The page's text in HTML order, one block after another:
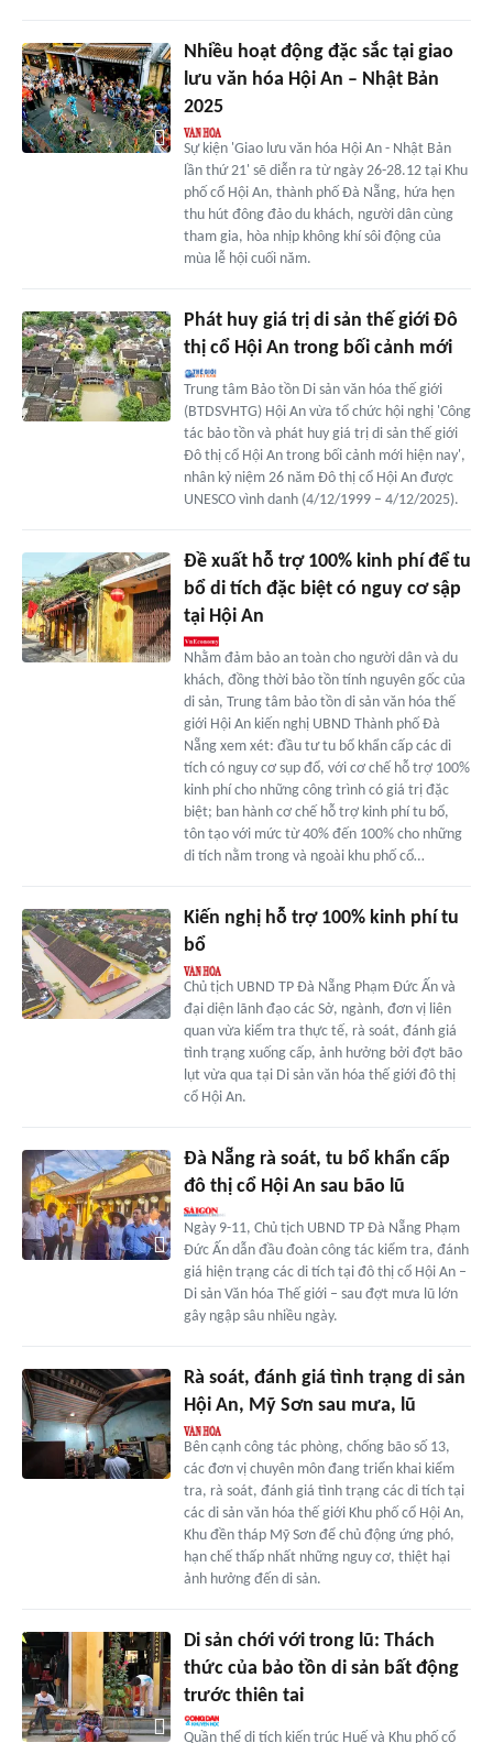
Nhiều hoạt động đặc sắc tại giao
lưu văn hóa Hội An – Nhật Bản
2025
Sự kiện 'Giao lưu văn hóa Hội An - Nhật Bản
lần thứ 21' sẽ diễn ra từ ngày 26-28.12 tại Khu
phố cổ Hội An, thành phố Đà Nẵng, hứa hẹn
thu hút đông đảo du khách, người dân cùng
tham gia, hòa nhịp không khí sôi động của
mùa lễ hội cuối năm.
Phát huy giá trị di sản thế giới Đô
thị cổ Hội An trong bối cảnh mới
Trung tâm Bảo tồn Di sản văn hóa thế giới
(BTDSVHTG) Hội An vừa tổ chức hội nghị 'Công
tác bảo tồn và phát huy giá trị di sản thế giới
Đô thị cổ Hội An trong bối cảnh mới hiện nay',
nhân kỷ niệm 26 năm Đô thị cổ Hội An được
UNESCO vình danh (4/12/1999 – 4/12/2025).
Đề xuất hỗ trợ 100% kinh phí để tu
bổ di tích đặc biệt có nguy cơ sập
tại Hội An
Nhằm đảm bảo an toàn cho người dân và du
khách, đồng thời bảo tồn tính nguyên gốc của
di sản, Trung tâm bảo tồn di sản văn hóa thế
giới Hội An kiến nghị UBND Thành phố Đà
Nẵng xem xét: đầu tư tu bổ khẩn cấp các di
tích có nguy cơ sụp đổ, với cơ chế hỗ trợ 100%
kinh phí cho những công trình có giá trị đặc
biệt; ban hành cơ chế hỗ trợ kinh phí tu bổ,
tôn tạo với mức từ 40% đến 100% cho những
di tích nằm trong và ngoài khu phố cổ…
Kiến nghị hỗ trợ 100% kinh phí tu
bổ
Chủ tịch UBND TP Đà Nẵng Phạm Đức Ấn và
đại diện lãnh đạo các Sở, ngành, đơn vị liên
quan vừa kiểm tra thực tế, rà soát, đánh giá
tình trạng xuống cấp, ảnh hưởng bởi đợt bão
lụt vừa qua tại Di sản văn hóa thế giới đô thị
cổ Hội An.
Đà Nẵng rà soát, tu bổ khẩn cấp
đô thị cổ Hội An sau bão lũ
Ngày 9-11, Chủ tịch UBND TP Đà Nẵng Phạm
Đức Ấn dẫn đầu đoàn công tác kiểm tra, đánh
giá hiện trạng các di tích tại đô thị cổ Hội An –
Di sản Văn hóa Thế giới – sau đợt mưa lũ lớn
gây ngập sâu nhiều ngày.
Rà soát, đánh giá tình trạng di sản
Hội An, Mỹ Sơn sau mưa, lũ
Bên cạnh công tác phòng, chống bão số 13,
các đơn vị chuyên môn đang triển khai kiểm
tra, rà soát, đánh giá tình trạng các di tích tại
các di sản văn hóa thế giới Khu phố cổ Hội An,
Khu đền tháp Mỹ Sơn để chủ động ứng phó,
hạn chế thấp nhất những nguy cơ, thiệt hại
ảnh hưởng đến di sản.
Di sản chới với trong lũ: Thách
thức của bảo tồn di sản bất động
trước thiên tai
Quần thể di tích kiến trúc Huế và Khu phố cổ